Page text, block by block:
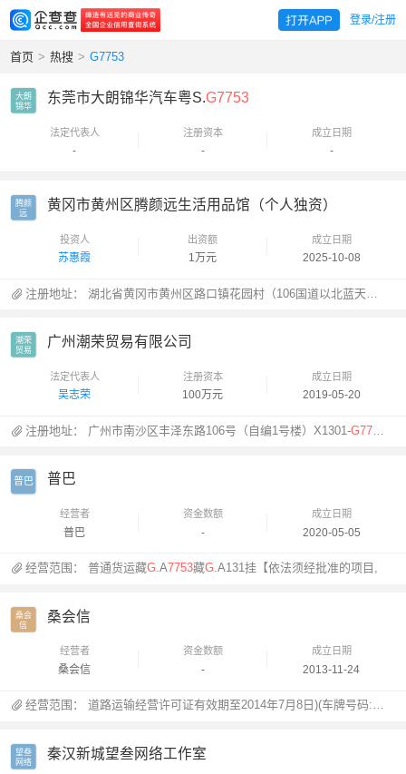
登录/注册
首页 > 热搜 > G7753
大朗
锦华
东莞市大朗锦华汽车粤S.G7753
法定代表人
-
注册资本
-
成立日期
-
腾颜
远
黄冈市黄州区腾颜远生活用品馆（个人独资）
投资人
苏惠霞
出资额
1万元
成立日期
2025-10-08
注册地址：湖北省黄冈市黄州区路口镇花园村（106国道以北蓝天汽车城内二楼办公区北5号-6号办公室）
潮荣
贸易
广州潮荣贸易有限公司
法定代表人
吴志荣
注册资本
100万元
成立日期
2019-05-20
注册地址： 广州市南沙区丰泽东路106号（自编1号楼）X1301-G7753
普巴 普巴
经营者
普巴
资金数额
-
成立日期
2020-05-05
经营范围：普通货运藏G.A7753藏G.A131挂【依法须经批准的项目,
桑会
信
桑会信
经营者
桑会信
资金数额
-
成立日期
2013-11-24
经营范围：道路运输经营许可证有效期至2014年7月8日)(车牌号码:鲁VE
望叁
网络
秦汉新城望叁网络工作室